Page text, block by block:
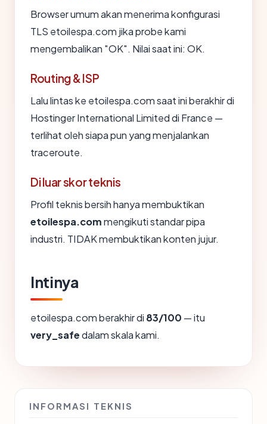
Browser umum akan menerima konfigurasi
TLS etoilespa.com jika probe kami
mengembalikan "OK". Nilai saat ini: OK.
Routing & ISP
Lalu lintas ke etoilespa.com saat ini berakhir di
Hostinger International Limited di France —
terlihat oleh siapa pun yang menjalankan
traceroute.
Di luar skor teknis
Profil teknis bersih hanya membuktikan
etoilespa.commengikuti standar pipa
industri. TIDAK membuktikan konten jujur.
Intinya
etoilespa.com berakhir di 83/100 — itu
very_safedalam skala kami.
INFORMASI TEKNIS